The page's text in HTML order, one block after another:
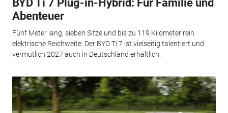
BYD Ti 7 Plug-in-Hybrid: Für Familie und
Abenteuer
Fünf Meter lang, sieben Sitze und bis zu 119 Kilometer rein
elektrische Reichweite: Der BYD Ti 7 ist vielseitig talentiert und
vermutlich 2027 auch in Deutschland erhältlich.